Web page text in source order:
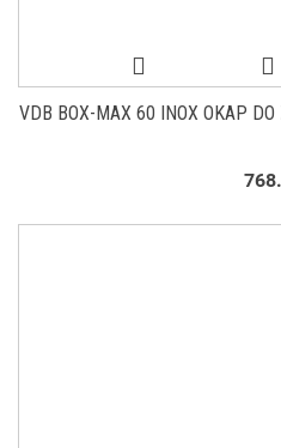
VDB BOX-MAX 60 INOX OKAP DO